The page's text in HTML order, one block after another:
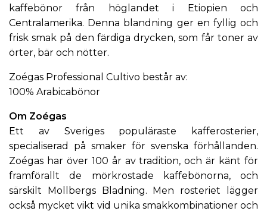
kaffebönor från höglandet i Etiopien och
Centralamerika. Denna blandning ger en fyllig och
frisk smak på den färdiga drycken, som får toner av
örter, bär och nötter.
Zoégas Professional Cultivo består av:
100% Arabicabönor
Om Zoégas
Ett av Sveriges populäraste kafferosterier,
specialiserad på smaker för svenska förhållanden.
Zoégas har över 100 år av tradition, och är känt för
framförallt de mörkrostade kaffebönorna, och
särskilt
Mollbergs Bladning. Men rosteriet lägger
också mycket vikt vid unika smakkombinationer och